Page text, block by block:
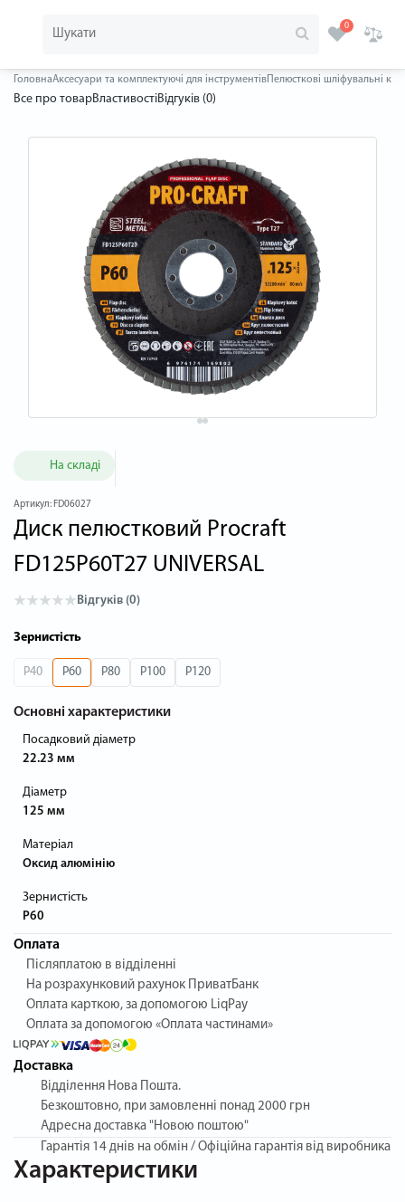
0
ГоловнаАксесуари та комплектуючі для інструментів Пелюсткові шліфувальні
Все про товарВластивостіВідгуків (0)
На складі
Артикул: FD06027
Диск пелюстковий Procraft
FD125P60T27 UNIVERSAL
Відгуків (0)
Зернистість
P40 P60 P80 P100 P120
Основні характеристики
Посадковий діаметр
22.23 мм
Діаметр
125 мм
Матеріал
Оксид алюмінію
Зернистість
P60
Оплата
Післяплатою в відділенні
На розрахунковий рахунок ПриватБанк
Оплата карткою, за допомогою LiqPay
Оплата за допомогою «Оплата частинами»
Доставка
Відділення Нова Пошта.
Безкоштовно, при замовленні понад 2000 грн
Адресна доставка "Новою поштою"
Гарантія 14 днів на обмін / Офіційна гарантія від виробника
Характеристики